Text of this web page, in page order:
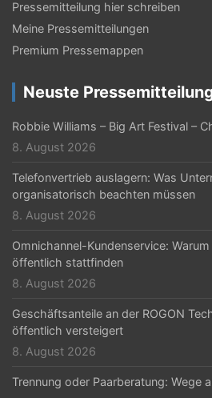
a
v
i
g
a
t
i
o
n
Pressemitteilung hier schreiben
Meine Pressemitteilungen
Premium Pressemappen
Neuste
Robbie Williams – Big Art Festival –
8. August 2026
Telefonvertrieb auslagern: Was
organisatorisch beachten müssen
8. August 2026
Omnichannel-Kundenservice:
öffentlich stattfinden
8. August 2026
Geschäftsanteile an der ROGON
öffentlich versteigert
8. August 2026
Trennung oder Paarberatung: Wege